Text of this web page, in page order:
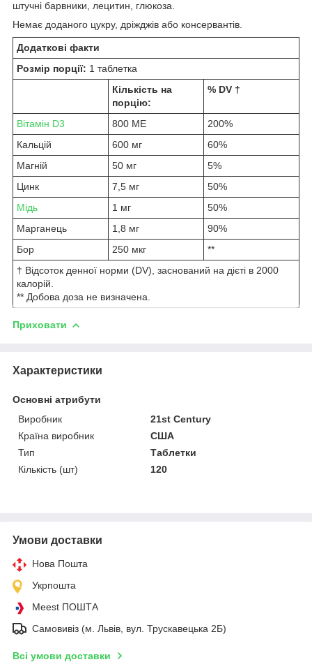
штучні барвники, лецитин, глюкоза.
Немає доданого цукру, дріжджів або консервантів.
Додаткові факти
Розмір порції: 1 таблетка
Кількість на
порцію:
% DV †
Вітамін D3 800 МЕ
200%
Кальцій
600 мг
60%
Магній
50 мг
5%
Цинк
7,5 мг
50%
Мідь
1 мг
50%
Марганець
1,8 мг
90%
Бор
250 мкг
**
† Відсоток денної норми (DV), заснований на дієті в 2000
калорій.
** Добова доза не визначена.
Приховати
Характеристики
Основні атрибути
Виробник
21st Century
Країна виробник
США
Тип
Таблетки
Кількість (шт)
120
Умови доставки
Нова Пошта
Укрпошта
Meest ПОШТА
Самовивіз (м. Львів, вул. Трускавецька 2Б)
Всі умови доставки